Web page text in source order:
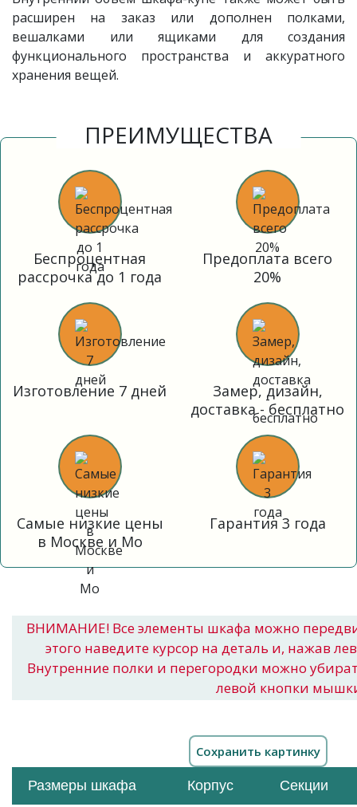
расширен на заказ или дополнен полками,
вешалками или ящиками для создания
функционального пространства и аккуратного
хранения вещей.
ПРЕИМУЩЕСТВА
Беспроцентная
рассрочка до 1 года
Предоплата всего
20%
Изготовление 7 дней
Замер, дизайн,
доставка - бесплатно
Самые низкие цены
в Москве и Мо
Гарантия 3 года
ВНИМАНИЕ! Все элементы шкафа можно
этого наведите курсор на деталь и, нажав
Внутренние полки и перегородки можно
левой кнопки
Размеры шкафа Корпус Секции